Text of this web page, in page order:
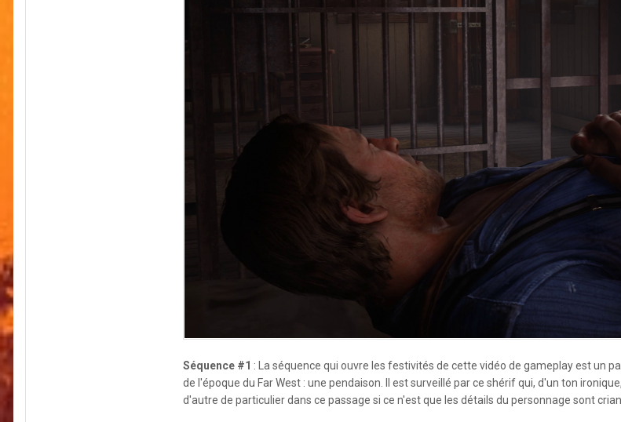
Séquence #1 : La séquence qui ouvre les festivités de cette vidéo de gameplay est un
de l'époque du Far West : une pendaison. Il est surveillé par ce shérif qui, d'un ton
d'autre de particulier dans ce passage si ce n'est que les détails du personnage sont